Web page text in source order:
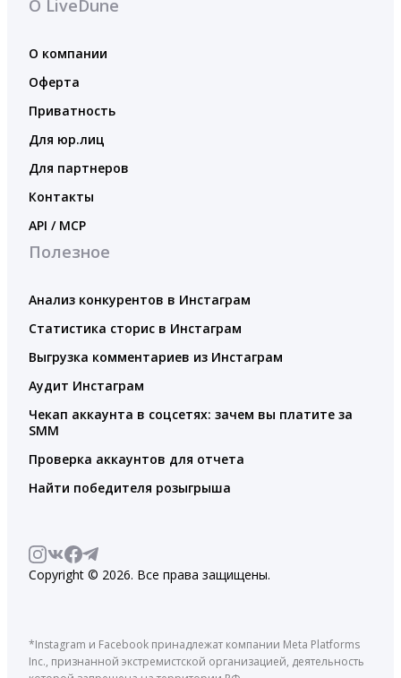
О LiveDune
О компании
Оферта
Приватность
Для юр.лиц
Для партнеров
Контакты
API / MCP
Полезное
Анализ конкурентов в Инстаграм
Статистика сторис в Инстаграм
Выгрузка комментариев из Инстаграм
Аудит Инстаграм
Чекап аккаунта в соцсетях: зачем вы платите за
SMM
Проверка аккаунтов для отчета
Найти победителя розыгрыша
Copyright © 2026. Все права защищены.
*Instagram и Facebook принадлежат компании Meta Platforms
Inc., признанной экстремистской организацией, деятельность